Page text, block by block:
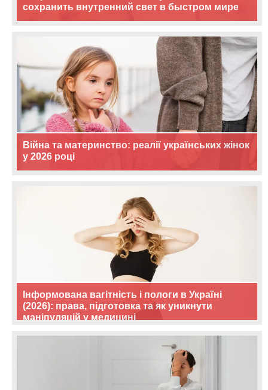
сохранить внутренний свет в быстром мире
Війна та материнство: реалії українських жінок
у 2026 році
Інформована вагітність і пологи в Україні
(2026): права, підготовка та як уникнути
маніпуляцій у медицині